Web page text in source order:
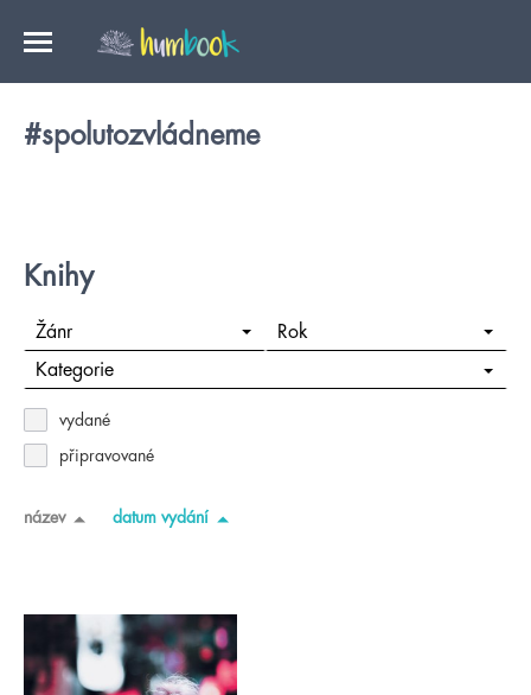
#spolutozvládneme
Knihy
Žánr Rok
Kategorie
vydané
připravované
název datum vydání